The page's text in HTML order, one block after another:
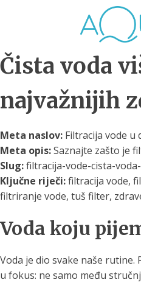
Čista voda
najvažnijih
Meta naslov: Filtracija vode u
Meta opis:Saznajte zašto je
Slug:filtracija-vode-cista-
Ključne riječi:filtracija vode,
filtriranje vode, tuš filter,
Voda koju
Voda je dio svake naše
u fokus: ne samo među
Tuš glave
filtriranje vode za
tuširanje
za